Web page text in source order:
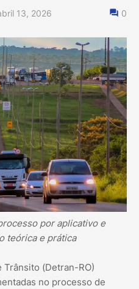
13, 2026 0
por aplicativo e
teórica e prática
Trânsito (Detran-RO)
no processo de